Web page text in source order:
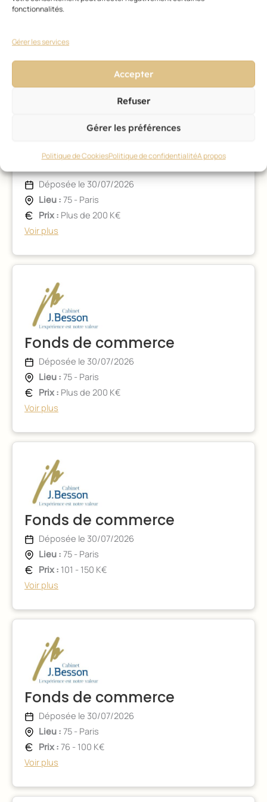
fonctionnalités.
Gérer les services
Accepter
Refuser
Gérer les préférences
Politique de CookiesPolitique de confidentialitéA propos
Déposée le 30/07/2026
Prix :76 - 100 K€
Fonds de commerce
Déposée le 30/07/2026
Lieu : 75 - Paris
Prix : Plus de 200 K€
Voir plus
Fonds de commerce
Déposée le 30/07/2026
Lieu : 75 - Paris
Prix : Plus de 200 K€
Voir plus
Fonds de commerce
Déposée le 30/07/2026
Lieu : 75 - Paris
Prix : 101 - 150 K€
Voir plus
Fonds de commerce
Déposée le 30/07/2026
Lieu : 75 - Paris
Prix : 76 - 100 K€
Voir plus